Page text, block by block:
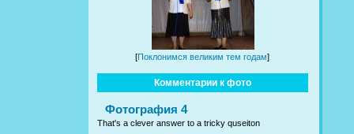
[Поклонимся великим тем годам]
Комментарии к фото
Фотография 4
That's a clever answer to a tricky quseiton